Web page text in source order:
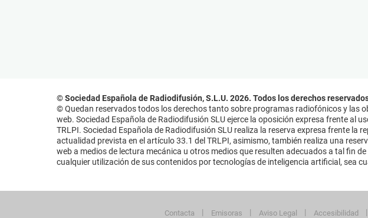
© Sociedad Española de Radiodifusión, S.L.U. 2026. Todos los derechos
© Quedan reservados todos los derechos tanto sobre programas radiofónicos y las
web. Sociedad Española de Radiodifusión SLU ejerce la oposición expresa frente al
TRLPI. Sociedad Española de Radiodifusión SLU realiza la reserva expresa frente
actualidad prevista en el artículo 33.1 del TRLPI, asimismo, también realiza una
web a medios de lectura mecánica u otros medios que resulten adecuados a tal fin
cualquier utilización de sus contenidos por tecnologías de inteligencia artificial, sea
Contacta Emisoras Aviso Legal Accesibilidad